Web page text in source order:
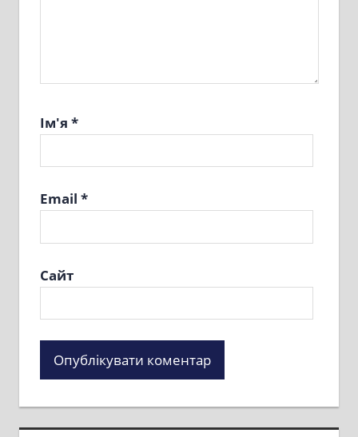
Ім'я *
Email *
Сайт